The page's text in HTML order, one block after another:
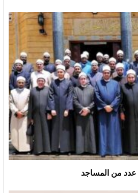
من المساجد